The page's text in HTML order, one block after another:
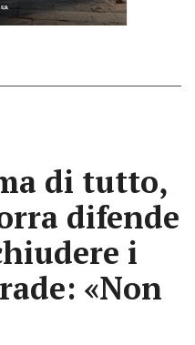
di tutto,
difende
i
«Non